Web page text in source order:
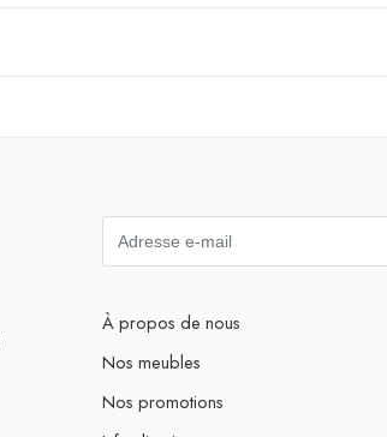
À propos de nous
Nos meubles
Nos promotions